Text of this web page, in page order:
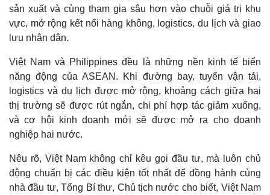
Pháp luật
Vụ án
Tin nóng
Tư vấn luật
Quân sự - Quốc phòng
Vũ khí
Việt Nam
Phân tích
sản xuất và cùng tham gia sâu hơn vào chuỗi giá trị khu
vực, mở rộng kết nối hàng không, logistics, du lịch và giao
lưu nhân dân.
Việt Nam và Philippines đều là những nền kinh tế biển
năng động của ASEAN. Khi đường bay, tuyến vận tải,
logistics và du lịch được mở rộng, khoảng cách giữa hai
thị trường sẽ được rút ngắn, chi phí hợp tác giảm xuống,
và cơ hội kinh doanh mới sẽ được mở ra cho doanh
nghiệp hai nước.
Nêu rõ, Việt Nam không chỉ kêu gọi đầu tư, mà luôn chủ
động chuẩn bị các điều kiện tốt nhất để đồng hành cùng
nhà đầu tư, Tổng Bí thư, Chủ tịch nước cho biết, Việt Nam